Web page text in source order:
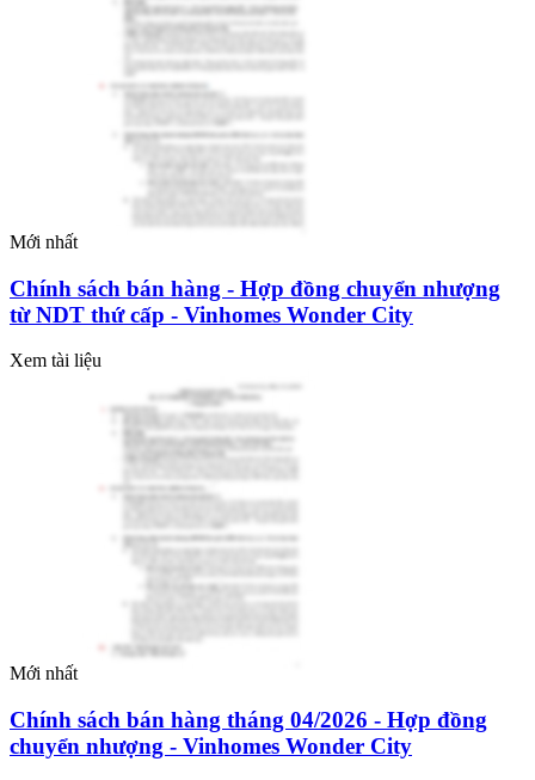
Mới nhất
Chính sách bán hàng - Hợp đồng chuyển nhượng
từ NDT thứ cấp - Vinhomes Wonder City
Xem tài liệu
Mới nhất
Chính sách bán hàng tháng 04/2026 - Hợp đồng
chuyển nhượng - Vinhomes Wonder City